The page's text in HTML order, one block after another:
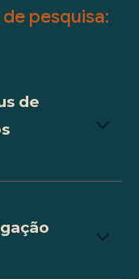
pesquisa:
de